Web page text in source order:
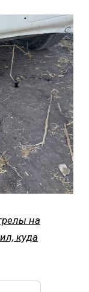
на
куда